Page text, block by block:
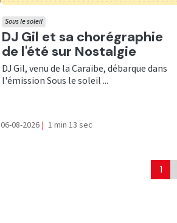
Ecouter
DJ Gil et sa chorégraphie
de l'été sur Nostalgie
Sous le soleil
DJ Gil, venu de la Caraïbe, débarque dans
l'émission Sous le soleil ...
06-08-2026 | 1 min 13 sec
1